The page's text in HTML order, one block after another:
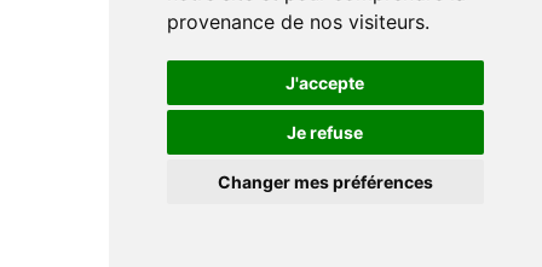
provenance de nos visiteurs.
J'accepte
Je refuse
Changer mes préférences